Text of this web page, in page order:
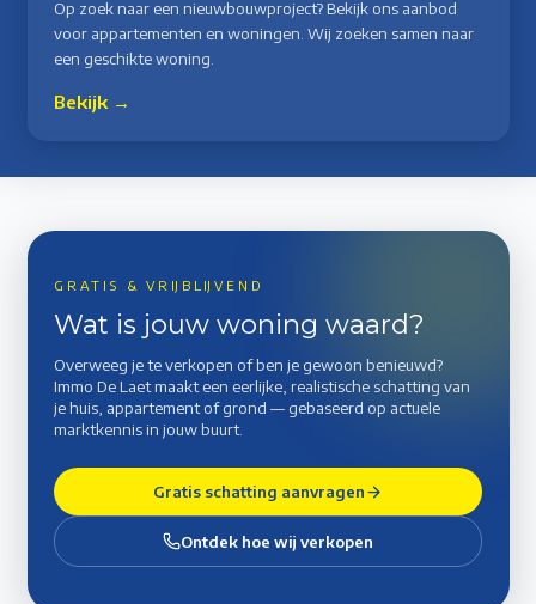
Op zoek naar een nieuwbouwproject? Bekijk ons aanbod
voor appartementen en woningen. Wij zoeken samen naar
een geschikte woning.
Bekijk →
GRATIS & VRIJBLIJVEND
Wat is jouw woning waard?
Overweeg je te verkopen of ben je gewoon benieuwd?
Immo De Laet maakt een eerlijke, realistische schatting van
je huis, appartement of grond — gebaseerd op actuele
marktkennis in jouw buurt.
Gratis schatting aanvragen
Ontdek hoe wij verkopen